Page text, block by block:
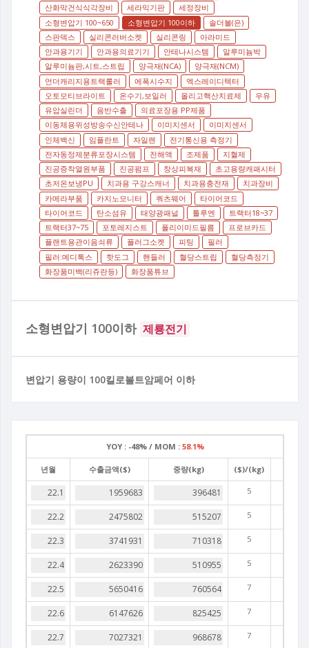
산화막건식식각장비
세라믹기판
세정장비
소형변압기 100~650
소형변압기 100이하
솔더볼(은)
스판덱스
실리콘러버소켓 실리콘링
아라미드
안과용기기
안과용의료기기 안테나시스템
알루미늄박
알루미늄판,시트,스트립
양극재(NCA)
양극재(NCM)
언더캐리지용트랙롤러
에폭시수지
엑스레이디텍터
오토모티브라이트
온수기,보일러 올리고핵산치료제
우유
유압실린더
음반수출
의료포장용 PP제품
이동체용위성방송수신안테나
이미지센서
이미지센서
인체백신
임플란트 자일렌
전기통신용 측정기
전자동정제분류포장시스템
전해액 조제품
지혈제
진공증착열원부품
진공펌프 창상피복재
초고용량캐패시터
초저온보냉PU
치과용 구강스캐너 치과용충전재
치과장비
카메라부품
카지노모니터 쿼츠웨어
타이어코드
타이어코드
탄소섬유 태양광패널 톨루엔
트랙터18~37
트랙터37~75
포토레지스트 폴리이미드필름
프로브카드
플랜트용관이음쇠류
플러그소켓 피팅
필러
필러:메디톡스
핫도그 핸들러 혈당스트립
혈당측정기
화장품미백(리쥬란등)
화장품튜브
소형변압기 100이하 제룡전기
변압기 용량이 100킬로볼트암페어 이하
YOY :-48% / MOM : 58.1%
년월 수출금액($) 중량(kg) ($)/(kg)
5
5
5
5
7
7
7